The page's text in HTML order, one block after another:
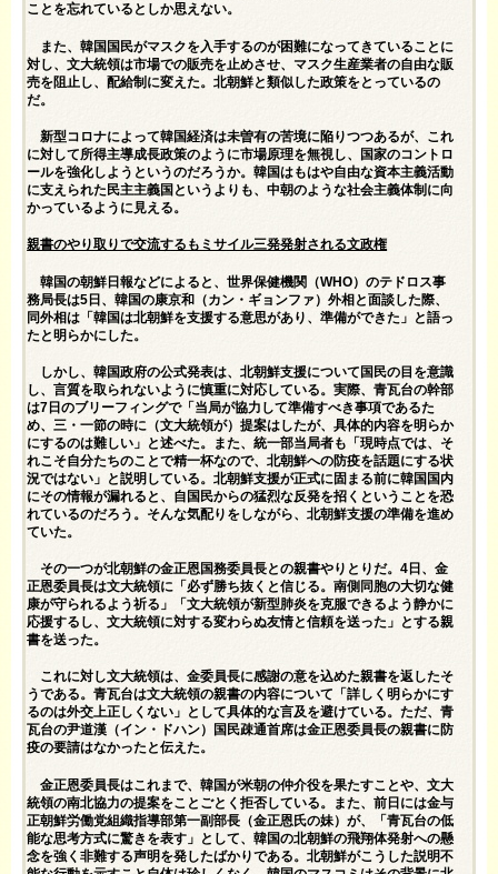
ことを忘れているとしか思えない。
また、韓国国民がマスクを入手するのが困難になってきていることに
対し、文大統領は市場での販売を止めさせ、マスク生産業者の自由な販
売を阻止し、配給制に変えた。北朝鮮と類似した政策をとっているの
だ。
新型コロナによって韓国経済は未曽有の苦境に陥りつつあるが、これ
に対して所得主導成長政策のように市場原理を無視し、国家のコントロ
ールを強化しようというのだろうか。韓国はもはや自由な資本主義活動
に支えられた民主主義国というよりも、中朝のような社会主義体制に向
かっているように見える。
親書のやり取りで交流するもミサイル三発発射される文政権
韓国の朝鮮日報などによると、世界保健機関（WHO）のテドロス事
務局長は5日、韓国の康京和（カン・ギョンファ）外相と面談した際、
同外相は「韓国は北朝鮮を支援する意思があり、準備ができた」と語っ
たと明らかにした。
しかし、韓国政府の公式発表は、北朝鮮支援について国民の目を意識
し、言質を取られないように慎重に対応している。実際、青瓦台の幹部
は7日のブリーフィングで「当局が協力して準備すべき事項であるた
め、三・一節の時に（文大統領が）提案はしたが、具体的内容を明らか
にするのは難しい」と述べた。また、統一部当局者も「現時点では、そ
れこそ自分たちのことで精一杯なので、北朝鮮への防疫を話題にする状
況ではない」と説明している。北朝鮮支援が正式に固まる前に韓国国内
にその情報が漏れると、自国民からの猛烈な反発を招くということを恐
れているのだろう。そんな気配りをしながら、北朝鮮支援の準備を進め
ていた。
その一つが北朝鮮の金正恩国務委員長との親書やりとりだ。4日、金
正恩委員長は文大統領に「必ず勝ち抜くと信じる。南側同胞の大切な健
康が守られるよう祈る」「文大統領が新型肺炎を克服できるよう静かに
応援するし、文大統領に対する変わらぬ友情と信頼を送った」とする親
書を送った。
これに対し文大統領は、金委員長に感謝の意を込めた親書を返したそ
うである。青瓦台は文大統領の親書の内容について「詳しく明らかにす
るのは外交上正しくない」として具体的な言及を避けている。ただ、青
瓦台の尹道漢（イン・ドハン）国民疎通首席は金正恩委員長の親書に防
疫の要請はなかったと伝えた。
金正恩委員長はこれまで、韓国が米朝の仲介役を果たすことや、文大
統領の南北協力の提案をことごとく拒否している。また、前日には金与
正朝鮮労働党組織指導部第一副部長（金正恩氏の妹）が、「青瓦台の低
能な思考方式に驚きを表す」として、韓国の北朝鮮の飛翔体発射への懸
念を強く非難する声明を発したばかりである。北朝鮮がこうした説明不